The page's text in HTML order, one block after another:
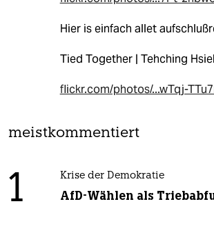
Hier is einfach allet
Tied Together | Tehching
flickr.com/photos/...wTqj-
meistkommentiert
1 Krise der Demokratie
AfD-Wählen als